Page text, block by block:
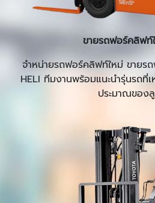
ขายรถฟอร์คลิฟท์
จำหน่ายรถฟอร์คลิฟท์ใหม่ ขายร
HELI ทีมงานพร้อมแนะนำรุ่นรถที่เ
ประมาณของ